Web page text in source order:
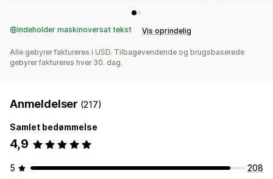
Indeholder maskinoversat tekst Vis oprindelig
Alle gebyrer faktureres i USD. Tilbagevendende og brugsbaserede
gebyrer faktureres hver 30. dag.
Anmeldelser (217)
Samlet bedømmelse
4,9
5
208